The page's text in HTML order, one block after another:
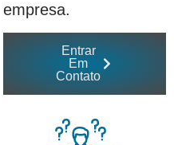
empresa.
Entrar
Em
Contato